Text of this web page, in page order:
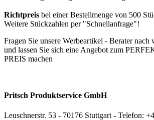
Richtpreis bei einer Bestellmenge von 500
Weitere Stückzahlen per "Schnellanfrage"!
Fragen Sie unsere Werbeartikel - Berater nach
und lassen Sie sich eine Angebot zum
PREIS machen
Pritsch Produktservice GmbH
Leuschnerstr. 53 - 70176 Stuttgart - Telefon: